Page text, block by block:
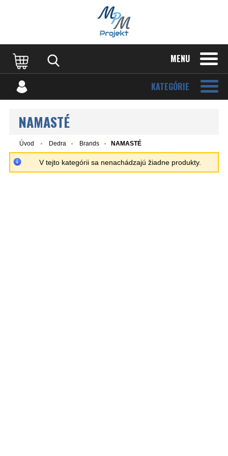
MENU
KATEGÓRIE
NAMASTÉ
Úvod Dedra Brands NAMASTÉ
V tejto kategórii sa nenachádzajú žiadne produkty.